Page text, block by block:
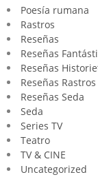
Poesía rumana
Rastros
Reseñas
Reseñas
Reseñas
Reseñas Rastros
Reseñas Seda
Seda
Series TV
Teatro
TV & CINE
Uncategorized